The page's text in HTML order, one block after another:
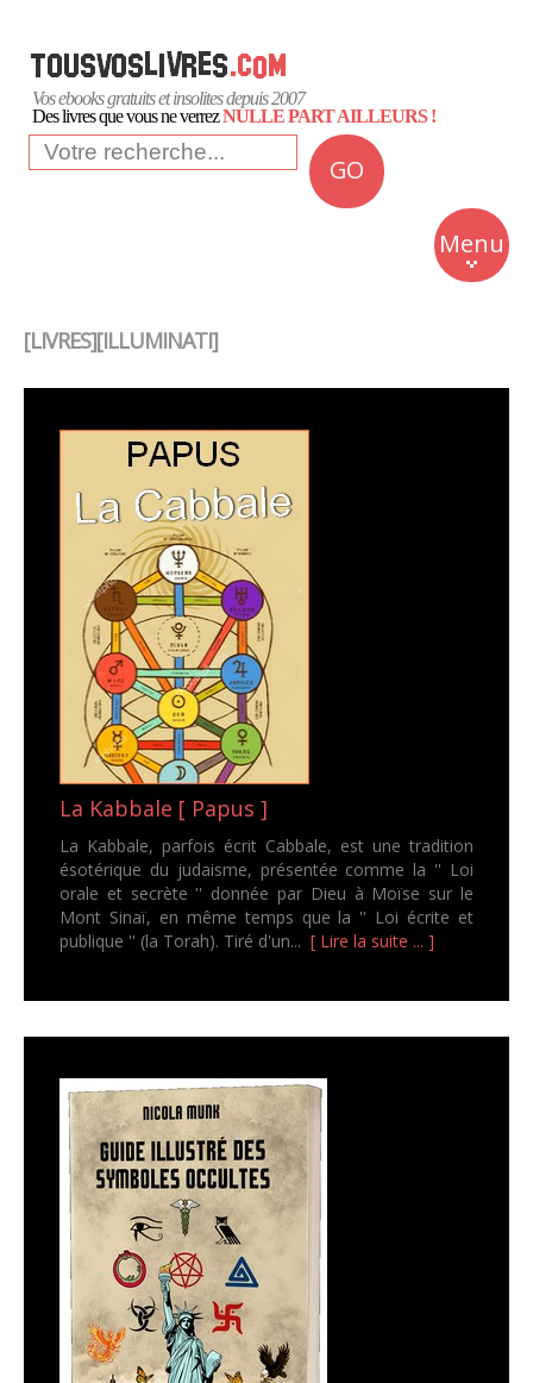
Vos ebooks gratuits et insolites depuis 2007
Des livres que vous ne verrezNULLE PART AILLEURS !
GO
Menu
Insolite
Business
[LIVRES][ILLUMINATI]
La Kabbale [ Papus ]
La Kabbale, parfois écrit Cabbale, est une tradition
ésotérique du judaisme, présentée comme la '' Loi
orale et secrète '' donnée par Dieu à Moïse sur le
Mont Sinaï, en même temps que la '' Loi écrite et
publique '' (la Torah). Tiré d'un... [ Lire la suite ... ]